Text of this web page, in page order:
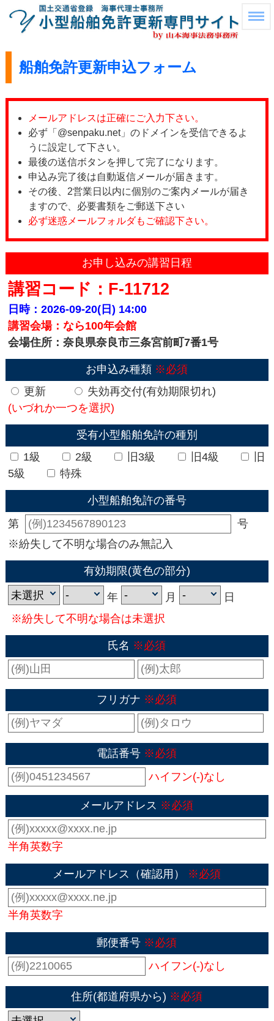
船舶免許更新申込フォーム
メールアドレスは正確にご入力下さい。
必ず「@senpaku.net」のドメインを受信できるよ
うに設定して下さい。
最後の送信ボタンを押して完了になります。
申込み完了後は自動返信メールが届きます。
その後、2営業日以内に個別のご案内メールが届き
ますので、必要書類をご郵送下さい
必ず迷惑メールフォルダもご確認下さい。
お申し込みの講習日程
講習コード：F-11712
日時：2026-09-20(日) 14:00
講習会場：なら100年会館
会場住所：奈良県奈良市三条宮前町7番1号
お申込み種類 ※必須
更新
失効再交付(有効期限切れ)
(いづれか一つを選択)
受有小型船舶免許の種別
1級
2級 旧3級 旧4級
旧
5級
特殊
小型船舶免許の番号
第
号
※紛失して不明な場合のみ無記入
有効期限(黄色の部分)
年 月
日
※紛失して不明な場合は未選択
氏名 ※必須
フリガナ ※必須
電話番号 ※必須
ハイフン(-)なし
メールアドレス ※必須
半角英数字
メールアドレス（確認用） ※必須
半角英数字
郵便番号 ※必須
ハイフン(-)なし
住所(都道府県から) ※必須